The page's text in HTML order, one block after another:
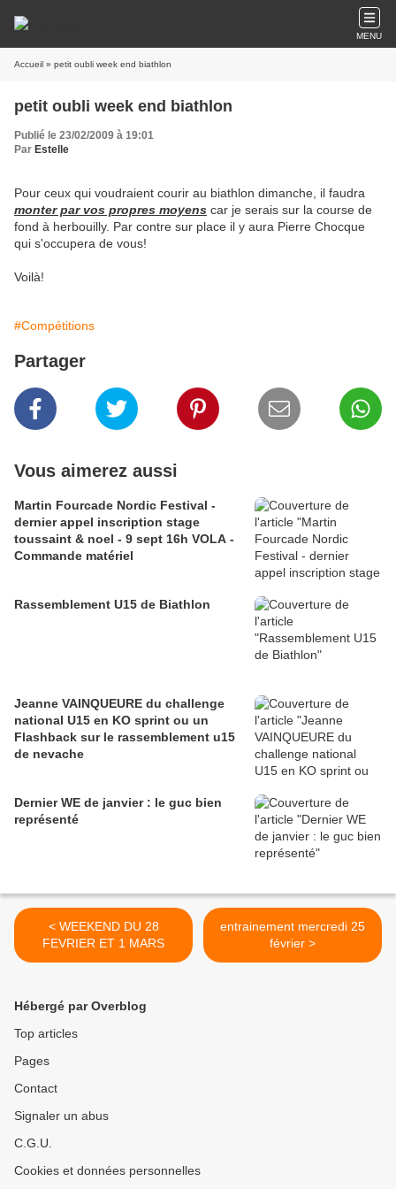
MENU
Accueil » petit oubli week end biathlon
petit oubli week end biathlon
Publié le 23/02/2009 à 19:01
Par Estelle
Pour ceux qui voudraient courir au biathlon dimanche, il faudra
monter par vos propres moyens car je serais sur la course de
fond à herbouilly. Par contre sur place il y aura Pierre Chocque
qui s'occupera de vous!
Voilà!
#Compétitions
Partager
Vous aimerez aussi
Martin Fourcade Nordic Festival -
dernier appel inscription stage
toussaint & noel - 9 sept 16h VOLA -
Commande matériel
Rassemblement U15 de Biathlon
Jeanne VAINQUEURE du challenge
national U15 en KO sprint ou un
Flashback sur le rassemblement u15
de nevache
Dernier WE de janvier : le guc bien
représenté
< WEEKEND DU 28
FEVRIER ET 1 MARS
entrainement mercredi 25
février >
Hébergé par Overblog
Top articles
Pages
Contact
Signaler un abus
C.G.U.
Cookies et données personnelles